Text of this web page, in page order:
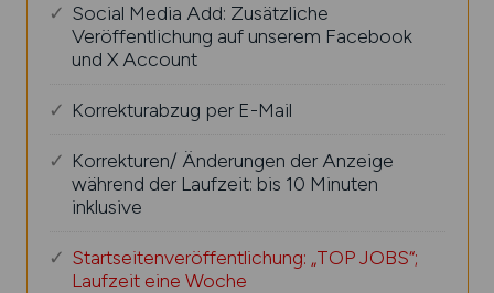
Social Media Add: Zusätzliche
Veröffentlichung auf unserem Facebook
und X Account
Korrekturabzug per E-Mail
Korrekturen/ Änderungen der Anzeige
während der Laufzeit: bis 10 Minuten
inklusive
Startseitenveröffentlichung: „TOP JOBS“;
Laufzeit eine Woche